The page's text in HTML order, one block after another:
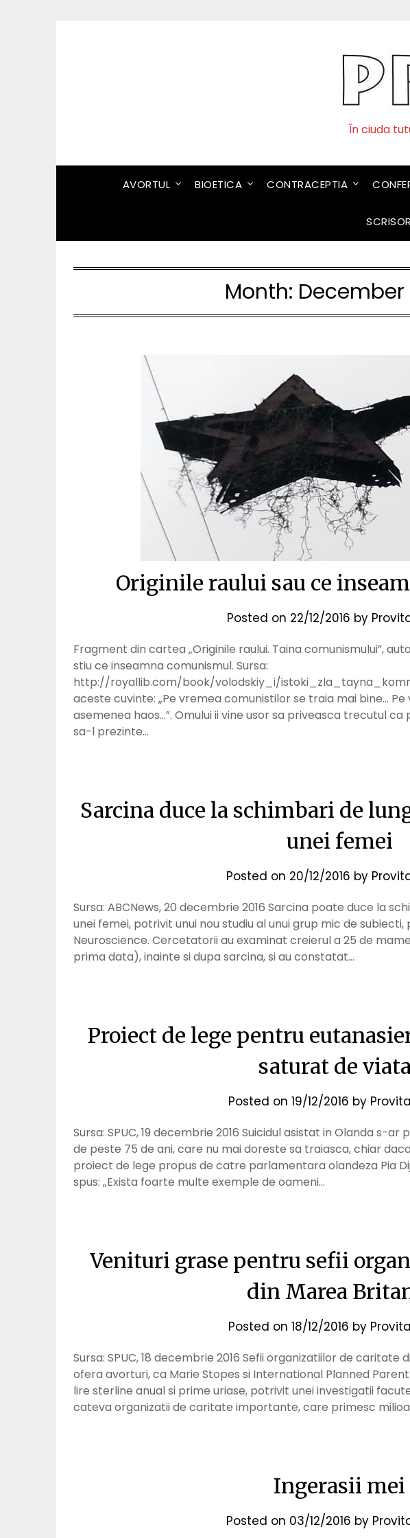
În ciuda
AVORTUL BIOETICA CONTRACEPTIA
Month: December
Originile raului sau ce
Posted on 22/12/2016 by
Fragment din cartea „Originile raului. Taina comunismului”,
stiu ce inseamna comunismul. Sursa:
http://royallib.com/book/volodskiy_i/
aceste cuvinte: „Pe vremea comunistilor se traia mai bine…
asemenea haos…”. Omului ii vine usor sa priveasca trecutul
sa-l prezinte…
Sarcina duce la schimbari de
unei femei
Posted on 20/12/2016 by
Sursa: ABCNews, 20 decembrie 2016 Sarcina poate duce la
unei femei, potrivit unui nou studiu al unui grup mic de
Neuroscience. Cercetatorii au examinat creierul a 25 de
prima data), inainte si dupa sarcina, si au constatat…
Proiect de lege pentru
saturat de
Posted on 19/12/2016 by
Sursa: SPUC, 19 decembrie 2016 Suicidul asistat in Olanda s-
de peste 75 de ani, care nu mai doreste sa traiasca, chiar
proiect de lege propus de catre parlamentara olandeza Pia
spus: „Exista foarte multe exemple de oameni…
Venituri grase pentru sefii
din Marea
Posted on 18/12/2016 by
Sursa: SPUC, 18 decembrie 2016 Sefii organizatiilor de
ofera avorturi, ca Marie Stopes si International Planned
lire sterline anual si prime uriase, potrivit unei investigatii
cateva organizatii de caritate importante, care primesc
Ingerasii mei
Posted on 03/12/2016 by